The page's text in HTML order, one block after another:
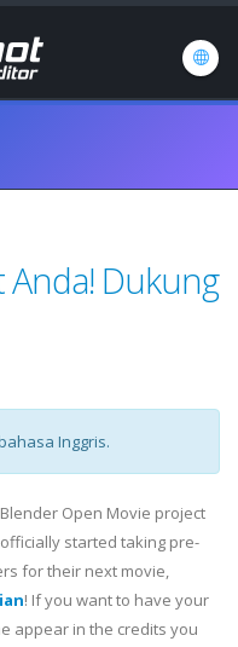
Anda! Dukung
Inggris.
Open Movie project
started taking pre-
for their next movie,
! If you want to have your
appear in the credits you